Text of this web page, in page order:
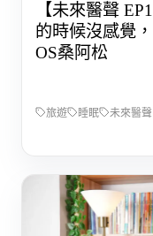
【未來醫聲
的時候沒感覺
OS桑阿松
旅遊 睡眠 未來醫聲